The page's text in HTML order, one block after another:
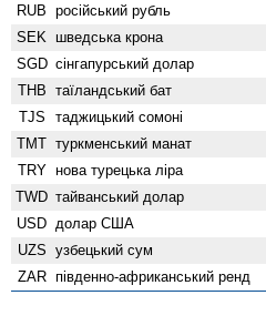
RUB російський рубль
SEK шведська крона
SGD сінгапурський долар
THB таїландський бат
TJS таджицький сомоні
TMT туркменський манат
TRY нова турецька ліра
TWD тайванський долар
USD долар США
UZS узбецький сум
ZAR південно-африканський ренд